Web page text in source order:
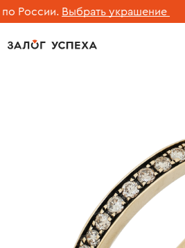
России. Выбрать украшение